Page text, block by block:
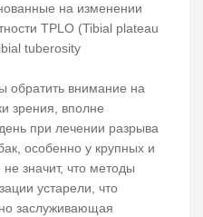
на изменении
TPLO (Tibial plateau
tuberosity
обратить внимание на
зрения, вполне
при лечении разрыва
особенно у крупных и
не значит, что методы
устарели, что
заслуживающая